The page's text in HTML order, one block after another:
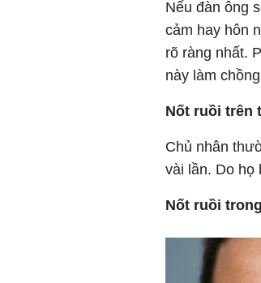
Nếu đàn ông
cảm hay hôn
rõ ràng nhất.
này làm chồng
Nốt ruồi trên
Chủ nhân
vài lần. Do họ
Nốt ruồi